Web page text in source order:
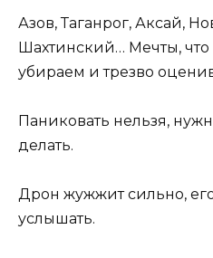
Азов, Таганрог, Аксай,
Шахтинский… Мечты, что
убираем и трезво
Паниковать нельзя,
делать.
Дрон жужжит сильно,
услышать.